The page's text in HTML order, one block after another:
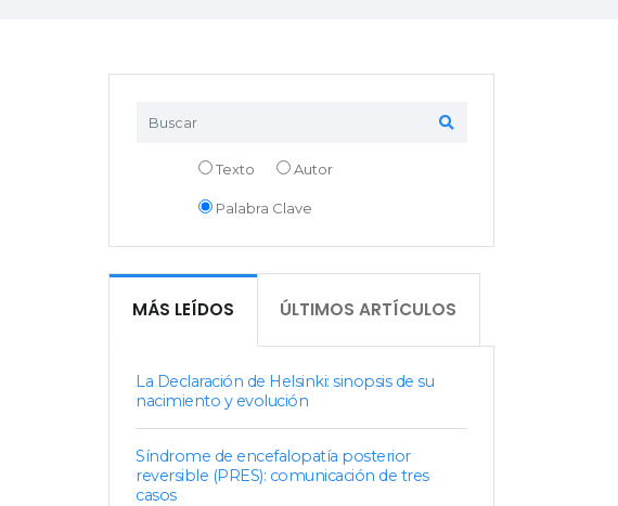
Texto Autor
Palabra Clave
MÁS LEÍDOS ÚLTIMOS ARTÍCULOS
La Declaración de Helsinki: sinopsis de su
nacimiento y evolución
Síndrome de encefalopatía posterior
reversible (PRES): comunicación de tres
casos